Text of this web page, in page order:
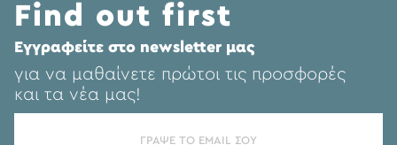
Find out first
Eγγραφείτε στο newsletter μας
για να μαθαίνετε πρώτοι τις προσφορές
και τα νέα μας!